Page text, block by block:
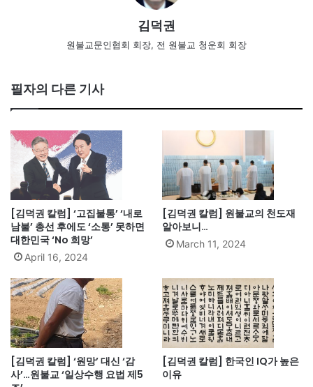
김덕권
원불교문인협회 회장, 전 원불교 청운회 회장
필자의 다른 기사
[김덕권 칼럼] ‘고집불통’ ‘내로
남불’ 총선 후에도 ‘소통’ 못하면
대한민국 ‘No 희망’
April 16, 2024
[김덕권 칼럼] 원불교의 천도재
알아보니…
March 11, 2024
[김덕권 칼럼] ‘원망’ 대신 ‘감
사’…원불교 ‘일상수행 요법 제5
[김덕권 칼럼] 한국인 IQ가 높은
이유